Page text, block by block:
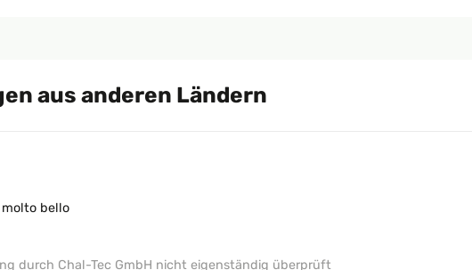
Qualität ist sehr gut und auch der Aufbau gut erklärt. Die
durch Chal-Tec GmbH nicht eigenständig überprüft
aus anderen Ländern
molto bello
durch Chal-Tec GmbH nicht eigenständig überprüft